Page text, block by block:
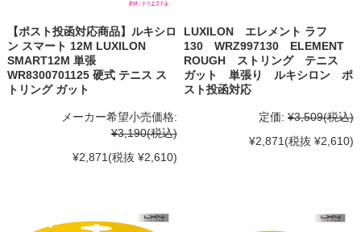
【ポスト投函対応商品】ルキシロ
ン スマート 12M LUXILON
SMART12M 単張
WR8300701125 硬式 テニス ス
トリング ガット
メーカー希望小売価格:
¥3,190(税込)
¥2,871 (税抜 ¥2,610)
LUXILON エレメント ラフ
130 WRZ997130 ELEMENT
ROUGH ストリング テニス
ガット 単張り ルキシロン ポ
スト投函対応
定価: ¥3,509(税込)
¥2,871 (税抜 ¥2,610)